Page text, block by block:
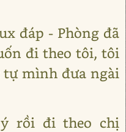
đáp - Phòng đã
đi theo tôi, tôi
tự mình đưa ngài
ý rồi đi theo chị